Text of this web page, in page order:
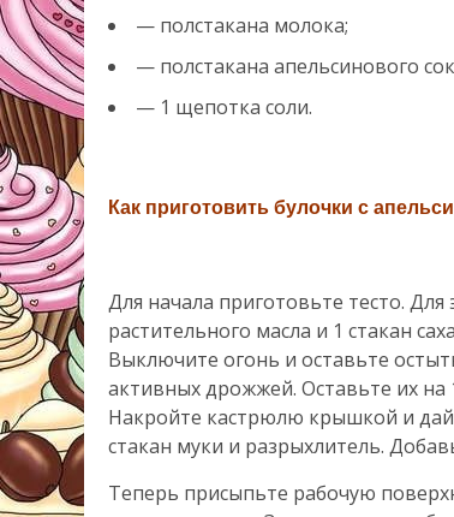
— полстакана молока;
— полстакана апельсинового
— 1 щепотка соли.
Как приготовить булочки с
Для начала приготовьте тесто.
растительного масла и 1 стакан
Выключите огонь и оставьте
активных дрожжей. Оставьте их на
Накройте кастрюлю крышкой и
стакан муки и разрыхлитель.
Теперь присыпьте рабочую